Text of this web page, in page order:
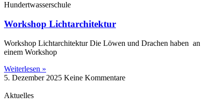
Hundertwasserschule
Workshop Lichtarchitektur
Workshop Lichtarchitektur Die Löwen und Drachen haben an
einem Workshop
Weiterlesen »
5. Dezember 2025 Keine Kommentare
Aktuelles